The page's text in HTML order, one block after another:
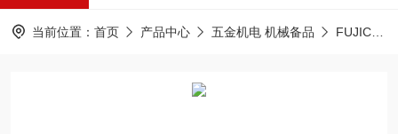
当前位置： 首页 产品中心 五金机电 机械备品 FUJICON富士